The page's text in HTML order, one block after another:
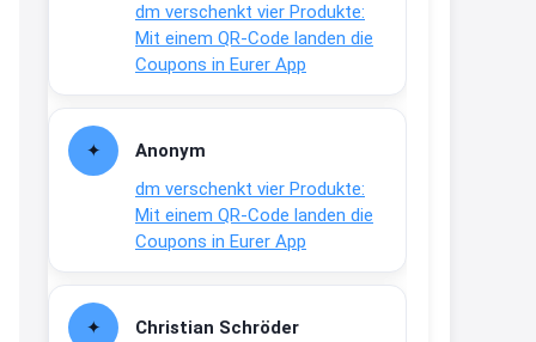
dm verschenkt vier Produkte:
Mit einem QR-Code landen die
Coupons in Eurer App
Anonym
dm verschenkt vier Produkte:
Mit einem QR-Code landen die
Coupons in Eurer App
Christian Schröder
2:19
↩
Joachim
www.linda.de/vorteile/coupons/...
2:21
↩
Gratis Hitzewarn-Aufkleber /